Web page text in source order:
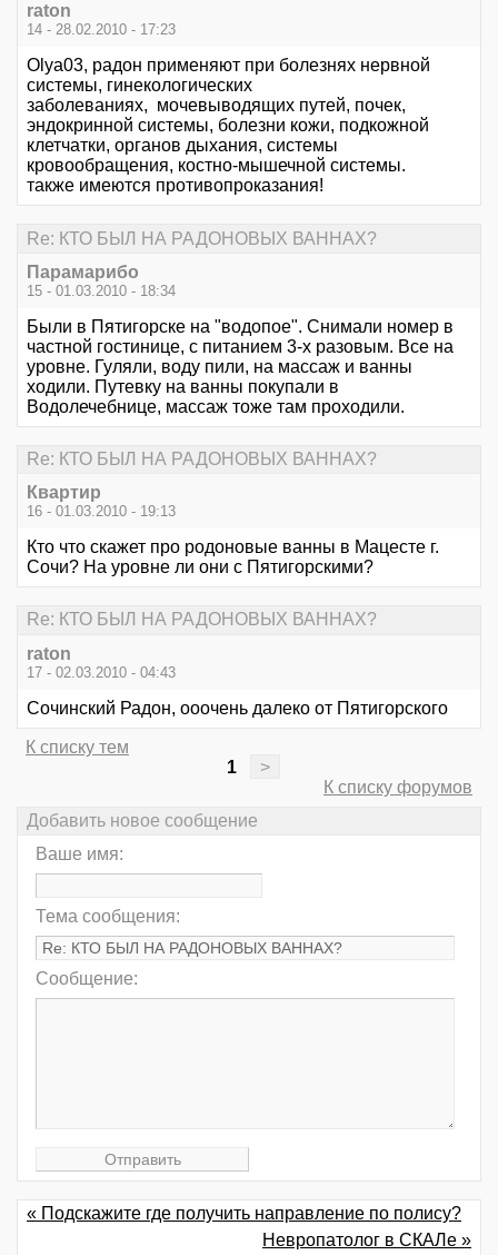
raton
14 - 28.02.2010 - 17:23
Olya03, радон применяют при болезнях нервной
системы, гинекологических
заболеваниях, мочевыводящих путей, почек,
эндокринной системы, болезни кожи, подкожной
клетчатки, органов дыхания, системы
кровообращения, костно-мышечной системы.
также имеются противопроказания!
Re: КТО БЫЛ НА РАДОНОВЫХ ВАННАХ?
Парамарибо
15 - 01.03.2010 - 18:34
Были в Пятигорске на "водопое". Снимали номер в
частной гостинице, с питанием 3-х разовым. Все на
уровне. Гуляли, воду пили, на массаж и ванны
ходили. Путевку на ванны покупали в
Водолечебнице, массаж тоже там проходили.
Re: КТО БЫЛ НА РАДОНОВЫХ ВАННАХ?
Квартир
16 - 01.03.2010 - 19:13
Кто что скажет про родоновые ванны в Мацесте г.
Сочи? На уровне ли они с Пятигорскими?
Re: КТО БЫЛ НА РАДОНОВЫХ ВАННАХ?
raton
17 - 02.03.2010 - 04:43
Сочинский Радон, ооочень далеко от Пятигорского
К списку тем
1
>
К списку форумов
Добавить новое сообщение
Ваше имя:
Тема сообщения:
Сообщение:
« Подскажите где получить направление по полису?
Невропатолог в СКАЛе »